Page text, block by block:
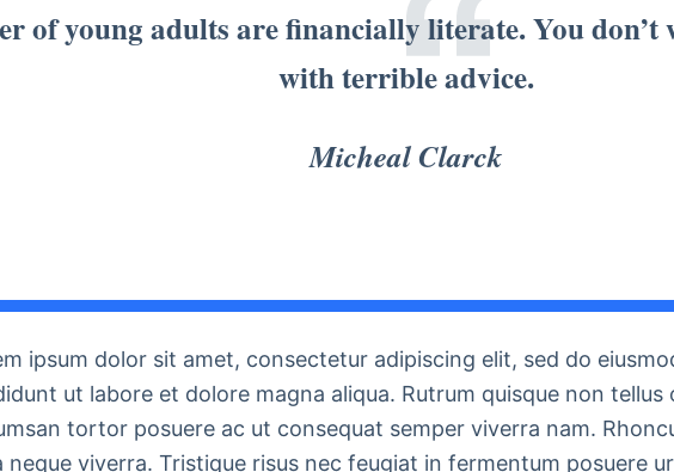
of young adults are financially literate. You don’t
with terrible advice.
Micheal Clarck
ipsum dolor sit amet, consectetur adipiscing elit, sed do
ut labore et dolore magna aliqua. Rutrum quisque non tellus
tortor posuere ac ut consequat semper viverra nam.
neque viverra. Tristique risus nec feugiat in fermentum posuere